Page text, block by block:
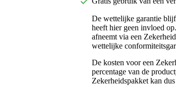
De wettelijke garantie
heeft hier geen invloed
afneemt via een
wettelijke
De kosten voor een
percentage van de
Zekerheidspakket kan